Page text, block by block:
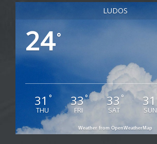
LUDOS
24°
31 °
THU
33°
FRI
33°
SAT
31
SUN
Weather from OpenWeatherMap